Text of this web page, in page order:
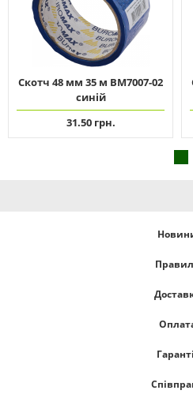
Скотч 48 мм 35 м ВМ7007-02
синій
31.50 грн.